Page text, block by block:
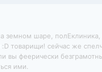
земном шаре, полЕклиника,
товарищи! сейчас же
вы феерически
ими.